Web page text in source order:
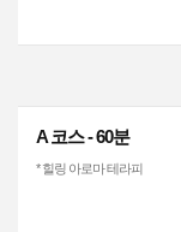
A 코스 - 60분
* 힐링 아로마 테라피